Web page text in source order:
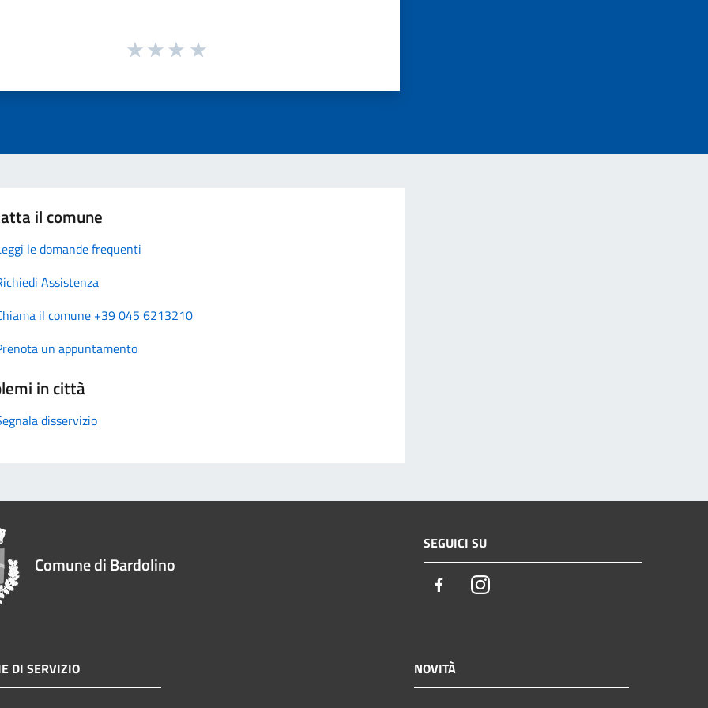
il comune
le domande frequenti
Assistenza
il comune +39 045 6213210
un appuntamento
in città
disservizio
Comune di Bardolino
SEGUICI SU
FacebookInstagram
DI SERVIZIO NOVITÀ